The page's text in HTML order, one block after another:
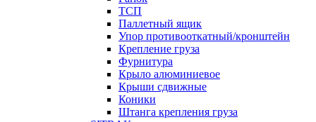
ТСП
Паллетный ящик
Упор противооткатный/кронштейн
Крепление груза
Фурнитура
Крыло алюминиевое
Крыши сдвижные
Коники
Штанга крепления груза